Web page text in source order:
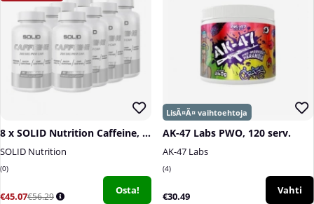
8 x SOLID Nutrition Caffeine, 90 caps
SOLID Nutrition
0
€45.07€56.29
Osta!
AK-47 Labs PWO, 120 serv.
AK-47 Labs
4
€30.49 Vahti